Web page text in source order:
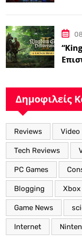
Δημοφιλείς
Reviews Video
Tech Reviews
PC Games
Blogging Xbox
Game News
Internet